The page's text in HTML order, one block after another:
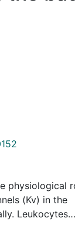
physiological
(Kv) in the
Leukocytes
which